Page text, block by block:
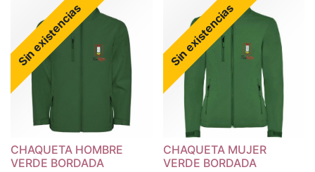
Sin existencias
CHAQUETA HOMBRE
VERDE BORDADA
Sin existencias
CHAQUETA MUJER
VERDE BORDADA